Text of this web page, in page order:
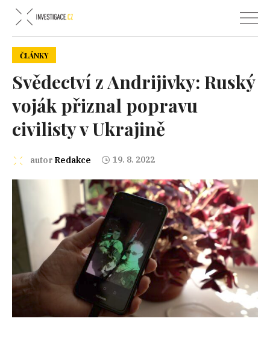
ČLÁNKY
Svědectví z Andrijivky: Ruský
voják přiznal popravu
civilisty v Ukrajině
autor Redakce 19. 8. 2022